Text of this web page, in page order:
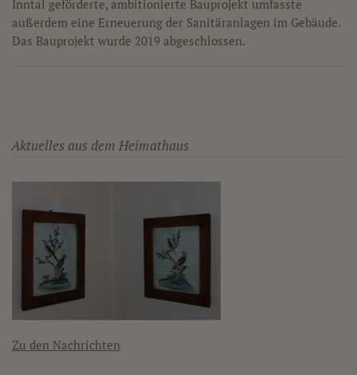
Inntal geförderte, ambitionierte Bauprojekt umfasste
außerdem eine Erneuerung der Sanitäranlagen im Gebäude.
Das Bauprojekt wurde 2019 abgeschlossen.
Aktuelles aus dem Heimathaus
Zu den Nachrichten